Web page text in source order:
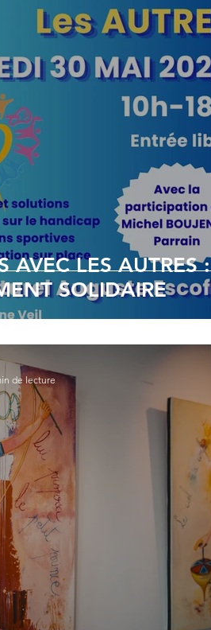
Instruction Publique & Familles
SECURITE
POLE CULTUREL AUGUSTE ESCOFFIER
AVEC LES AUTRES :
SOLIDAIRE
de lecture